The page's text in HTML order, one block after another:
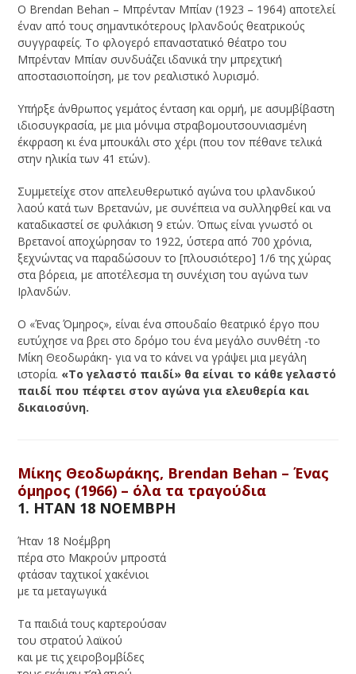
Ο Brendan Behan – Μπρένταν Μπίαν (1923 – 1964) αποτελεί
έναν από τους σημαντικότερους Ιρλανδούς θεατρικούς
συγγραφείς. Το φλογερό επαναστατικό θέατρο του
Μπρένταν Μπίαν συνδυάζει ιδανικά την μπρεχτική
αποστασιοποίηση, με τον ρεαλιστικό λυρισμό.
Υπήρξε άνθρωπος γεμάτος ένταση και ορμή, με ασυμβίβαστη
ιδιοσυγκρασία, με μια μόνιμα στραβομουτσουνιασμένη
έκφραση κι ένα μπουκάλι στο χέρι (που τον πέθανε τελικά
στην ηλικία των 41 ετών).
Συμμετείχε στον απελευθερωτικό αγώνα του ιρλανδικού
λαού κατά των Βρετανών, με συνέπεια να συλληφθεί και να
καταδικαστεί σε φυλάκιση 9 ετών. Όπως είναι γνωστό οι
Βρετανοί αποχώρησαν το 1922, ύστερα από 700 χρόνια,
ξεχνώντας να παραδώσουν το [πλουσιότερο] 1/6 της χώρας
στα βόρεια, με αποτέλεσμα τη συνέχιση του αγώνα των
Ιρλανδών.
Ο «Ένας Όμηρος», είναι ένα σπουδαίο θεατρικό έργο που
ευτύχησε να βρει στο δρόμο του ένα μεγάλο συνθέτη -το
Μίκη Θεοδωράκη- για να το κάνει να γράψει μια μεγάλη
ιστορία. «Το γελαστό παιδί» θα είναι το κάθε γελαστό
παιδί που πέφτει στον αγώνα για ελευθερία και
δικαιοσύνη.
Μίκης Θεοδωράκης, Brendan Behan – Ένας
όμηρος (1966) – όλα τα τραγούδια
1. ΗΤΑΝ 18 ΝΟΕΜΒΡΗ
Ήταν 18 Νοέμβρη
πέρα στο Μακρούν μπροστά
φτάσαν ταχτικοί χακένιοι
με τα μεταγωγικά
Τα παιδιά τους καρτερούσαν
του στρατού λαϊκού
και με τις χειροβομβίδες